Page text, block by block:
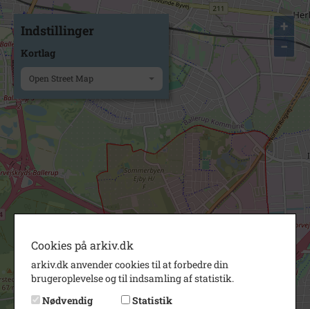
+
−
Indstillinger
Kortlag
Open Street Map
Cookies på arkiv.dk
arkiv.dk anvender cookies til at forbedre din
brugeroplevelse og til indsamling af statistik.
Nødvendig
Statistik